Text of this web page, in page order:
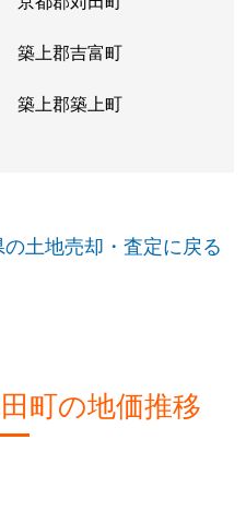
築上郡吉富町
築上郡築上町
土地売却・査定に戻る
町の地価推移